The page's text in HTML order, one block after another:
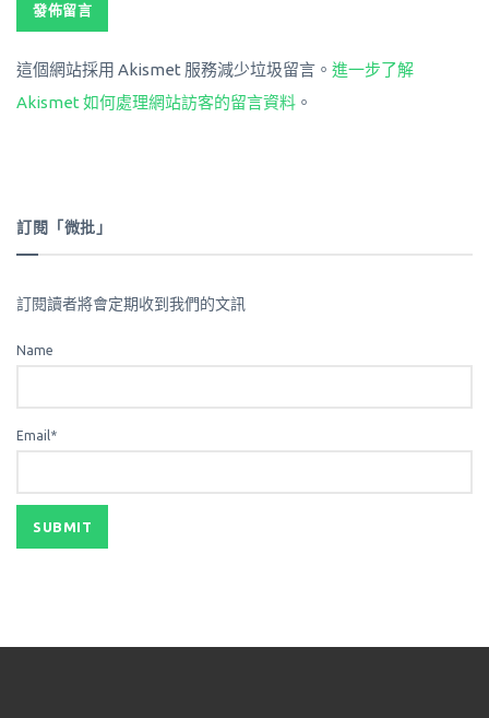
這個網站採用 Akismet 服務減少垃圾留言。 進一步了解
Akismet 如何處理網站訪客的留言資料 。
訂閱「微批」
訂閱讀者將會定期收到我們的文訊
Name
Email*